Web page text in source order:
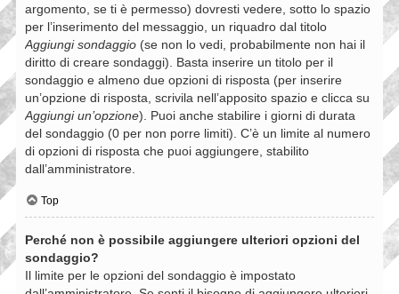
argomento, se ti è permesso) dovresti vedere, sotto lo spazio
per l’inserimento del messaggio, un riquadro dal titolo
Aggiungi sondaggio (se non lo vedi, probabilmente non hai il
diritto di creare sondaggi). Basta inserire un titolo per il
sondaggio e almeno due opzioni di risposta (per inserire
un’opzione di risposta, scrivila nell’apposito spazio e clicca su
Aggiungi un’opzione). Puoi anche stabilire i giorni di durata
del sondaggio (0 per non porre limiti). C’è un limite al numero
di opzioni di risposta che puoi aggiungere, stabilito
dall’amministratore.
Top
Perché non è possibile aggiungere ulteriori opzioni del
sondaggio?
Il limite per le opzioni del sondaggio è impostato